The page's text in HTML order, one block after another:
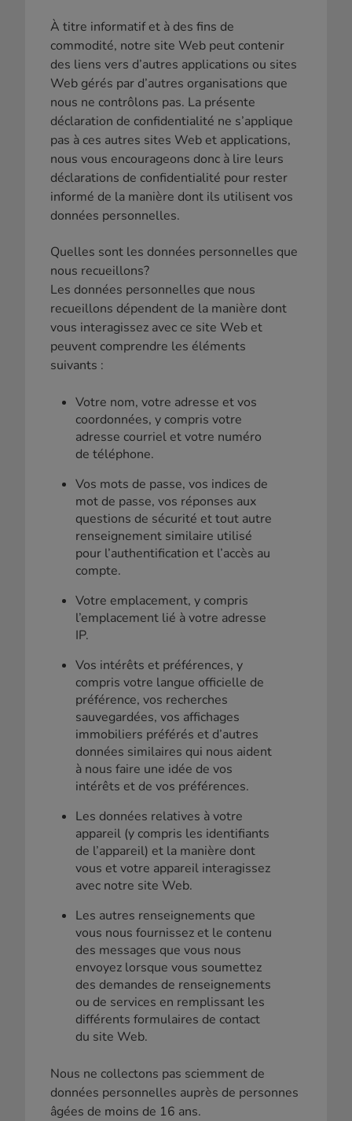
À titre informatif et à des fins de
commodité, notre site Web peut contenir
des liens vers d’autres applications ou sites
Web gérés par d’autres organisations que
nous ne contrôlons pas. La présente
déclaration de confidentialité ne s’applique
pas à ces autres sites Web et applications,
nous vous encourageons donc à lire leurs
déclarations de confidentialité pour rester
informé de la manière dont ils utilisent vos
données personnelles.
Quelles sont les données personnelles que
nous recueillons?
Les données personnelles que nous
recueillons dépendent de la manière dont
vous interagissez avec ce site Web et
peuvent comprendre les éléments
suivants :
Votre nom, votre adresse et vos
coordonnées, y compris votre
adresse courriel et votre numéro
de téléphone.
Vos mots de passe, vos indices de
mot de passe, vos réponses aux
questions de sécurité et tout autre
renseignement similaire utilisé
pour l’authentification et l’accès au
compte.
Votre emplacement, y compris
l’emplacement lié à votre adresse
IP.
Vos intérêts et préférences, y
compris votre langue officielle de
préférence, vos recherches
sauvegardées, vos affichages
immobiliers préférés et d’autres
données similaires qui nous aident
à nous faire une idée de vos
intérêts et de vos préférences.
Les données relatives à votre
appareil (y compris les identifiants
de l’appareil) et la manière dont
vous et votre appareil interagissez
avec notre site Web.
Les autres renseignements que
vous nous fournissez et le contenu
des messages que vous nous
envoyez lorsque vous soumettez
des demandes de renseignements
ou de services en remplissant les
différents formulaires de contact
du site Web.
Nous ne collectons pas sciemment de
données personnelles auprès de personnes
âgées de moins de 16 ans.